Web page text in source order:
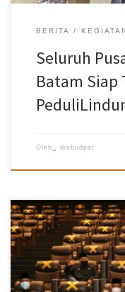
BERITA
Seluruh
Batam Siap
Oleh␣ disbudpar
Disbudpar Batam- CGV
pengunjung pada Kamis
Pemerintah Kota
melihat kesiapan
Grand Batam Mall,